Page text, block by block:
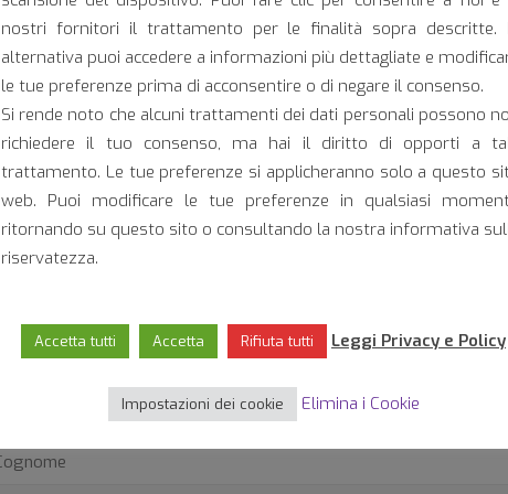
nostri fornitori il trattamento per le finalità sopra descritte.
alternativa puoi accedere a informazioni più dettagliate e
le tue preferenze prima di acconsentire o di negare il consenso.
Si rende noto che alcuni trattamenti dei dati personali possono
richiedere il tuo consenso, ma hai il diritto di opporti a
trattamento. Le tue preferenze si applicheranno solo a questo
web. Puoi modificare le tue preferenze in qualsiasi
ritornando su questo sito o consultando la nostra informativa
riservatezza.
Accetta tutti Accetta Rifiuta tutti Leggi Privacy e Policy
Impostazioni dei cookie Elimina i Cookie